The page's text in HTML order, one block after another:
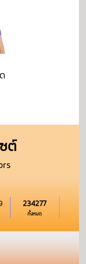
ต์
ทั้งหมด
234277